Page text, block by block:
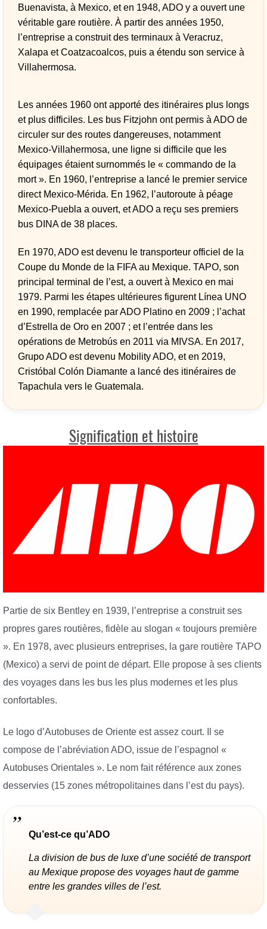
Buenavista, à Mexico, et en 1948, ADO y a ouvert une
véritable gare routière. À partir des années 1950,
l’entreprise a construit des terminaux à Veracruz,
Xalapa et Coatzacoalcos, puis a étendu son service à
Villahermosa.
Les années 1960 ont apporté des itinéraires plus longs
et plus difficiles. Les bus Fitzjohn ont permis à ADO de
circuler sur des routes dangereuses, notamment
Mexico-Villahermosa, une ligne si difficile que les
équipages étaient surnommés le « commando de la
mort ». En 1960, l’entreprise a lancé le premier service
direct Mexico-Mérida. En 1962, l’autoroute à péage
Mexico-Puebla a ouvert, et ADO a reçu ses premiers
bus DINA de 38 places.
En 1970, ADO est devenu le transporteur officiel de la
Coupe du Monde de la FIFA au Mexique. TAPO, son
principal terminal de l’est, a ouvert à Mexico en mai
1979. Parmi les étapes ultérieures figurent Línea UNO
en 1990, remplacée par ADO Platino en 2009 ; l’achat
d’Estrella de Oro en 2007 ; et l’entrée dans les
opérations de Metrobús en 2011 via MIVSA. En 2017,
Grupo ADO est devenu Mobility ADO, et en 2019,
Cristóbal Colón Diamante a lancé des itinéraires de
Tapachula vers le Guatemala.
Signification et histoire
Partie de six Bentley en 1939, l’entreprise a construit ses
propres gares routières, fidèle au slogan « toujours première
». En 1978, avec plusieurs entreprises, la gare routière TAPO
(Mexico) a servi de point de départ. Elle propose à ses clients
des voyages dans les bus les plus modernes et les plus
confortables.
Le logo d’Autobuses de Oriente est assez court. Il se
compose de l’abréviation ADO, issue de l’espagnol «
Autobuses Orientales ». Le nom fait référence aux zones
desservies (15 zones métropolitaines dans l’est du pays).
Qu’est-ce qu’ADO
La division de bus de luxe d’une société de transport
au Mexique propose des voyages haut de gamme
entre les grandes villes de l’est.